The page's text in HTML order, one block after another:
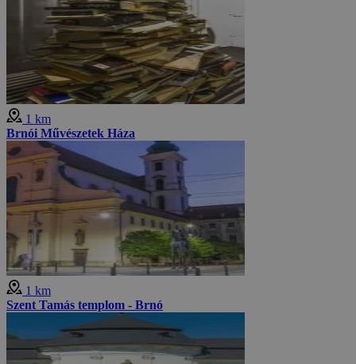
1 km
Brnói Művészetek Háza
1 km
Szent Tamás templom - Brnó